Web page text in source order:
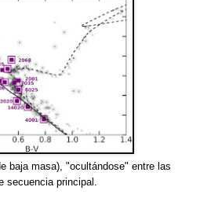
baja masa), "ocultándose" entre las
secuencia principal.